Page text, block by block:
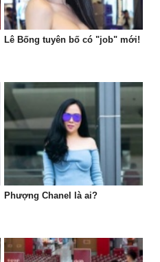
Lê Bống tuyên bố có "job" mới!
Phượng Chanel là ai?